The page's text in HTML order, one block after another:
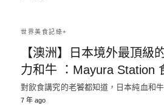
世界美食記綠+
【澳洲】日本境外最頂級
力和牛 ：Mayura Station
對飲食講究的老饕都知道，日本純血和
7 年 ago